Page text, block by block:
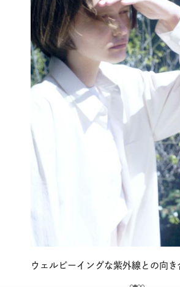
ウェルビーイングな紫外線との向き